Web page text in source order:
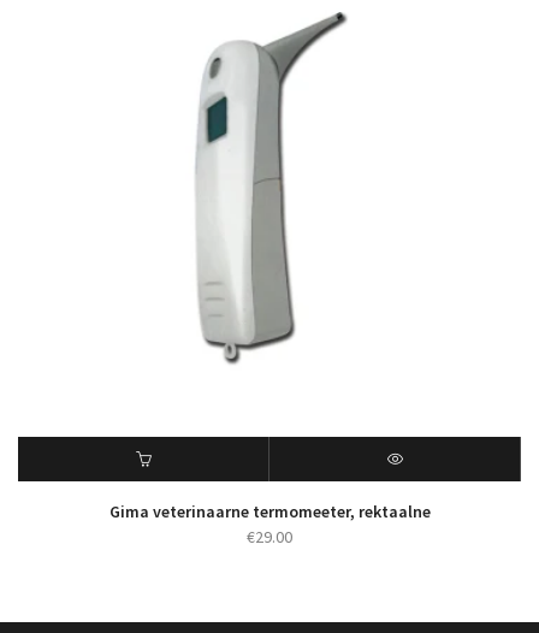
Gima veterinaarne termomeeter, rektaalne
€29.00